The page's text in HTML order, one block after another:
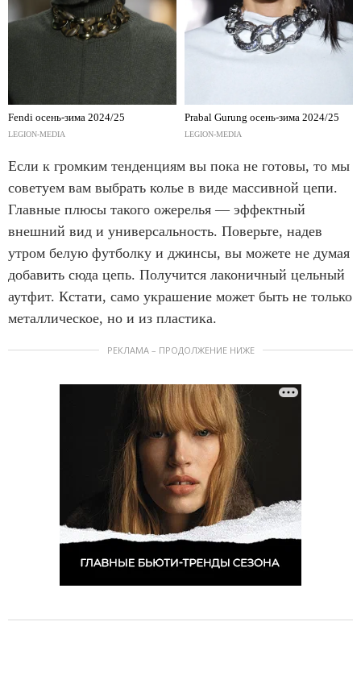
Fendi осень-зима 2024/25
LEGION-MEDIA
Prabal Gurung осень-зима 2024/25
LEGION-MEDIA
Если к громким тенденциям вы пока не готовы, то мы
советуем вам выбрать колье в виде массивной цепи.
Главные плюсы такого ожерелья — эффектный
внешний вид и универсальность. Поверьте, надев
утром белую футболку и джинсы, вы можете не думая
добавить сюда цепь. Получится лаконичный цельный
аутфит. Кстати, само украшение может быть не только
металлическое, но и из пластика.
РЕКЛАМА – ПРОДОЛЖЕНИЕ НИЖЕ